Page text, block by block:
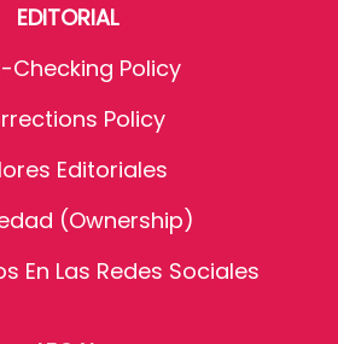
EDITORIAL
Checking Policy
Policy
Editoriales
(Ownership)
En Las Redes Sociales